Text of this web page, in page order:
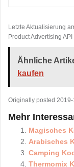
Letzte Aktualisierung
Product Advertising API
Ähnliche
kaufen
Originally posted 2019-
Mehr
Magisches
Arabisches
Camping
Thermomix